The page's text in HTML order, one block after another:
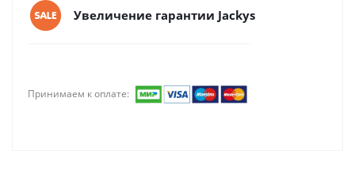
Увеличение гарантии Jackys
Принимаем к оплате: